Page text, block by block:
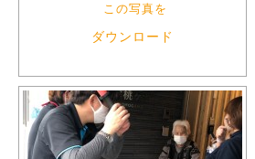
この写真を
ダウンロード